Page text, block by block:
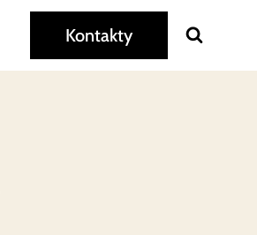
Kontakty